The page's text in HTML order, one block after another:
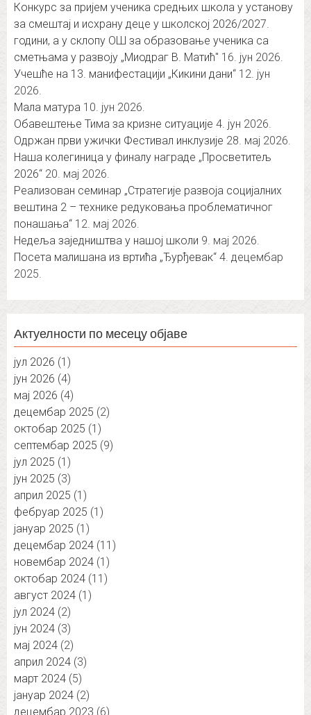
Конкурс за пријем ученика средњих школа у установу
за смештај и исхрану деце у школској 2026/2027.
години, а у склопу ОШ за образовање ученика са
сметњама у развоју „Миодраг В. Матић″ 16. јун 2026.
Учешће на 13. манифестацији „Кикини дани“ 12. јун
2026.
Мала матура 10. јун 2026.
Обавештење Тима за кризне ситуације 4. јун 2026.
Одржан први ужички Фестивал инклузије 28. мај 2026.
Наша колегиница у финалу награде „Просветитељ
2026“ 20. мај 2026.
Реализован семинар „Стратегије развоја социјалних
вештина 2 – технике редуковања проблематичног
понашања“ 12. мај 2026.
Недеља заједништва у нашој школи 9. мај 2026.
Посета малишана из вртића „Ђурђевак“ 4. децембар
2025.
Актуелности по месецу објаве
јул 2026 (1)
јун 2026 (4)
мај 2026 (4)
децембар 2025 (2)
октобар 2025 (1)
септембар 2025 (9)
јул 2025 (1)
јун 2025 (3)
април 2025 (1)
фебруар 2025 (1)
јануар 2025 (1)
децембар 2024 (11)
новембар 2024 (1)
октобар 2024 (11)
август 2024 (1)
јул 2024 (2)
јун 2024 (3)
мај 2024 (2)
април 2024 (3)
март 2024 (5)
јануар 2024 (2)
децембар 2023 (6)